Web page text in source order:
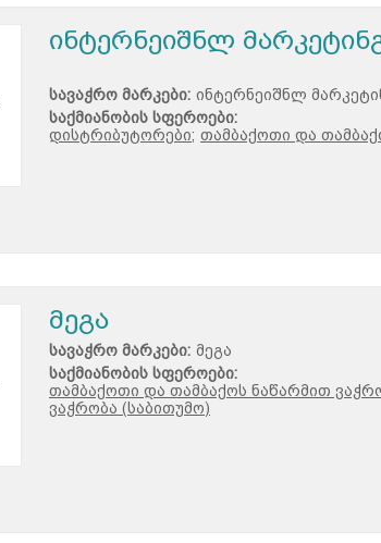
ინტერნეიშნლ
სავაჭრო მარკები: ინტერნეიშნლ
საქმიანობის სფეროები:
დისტრიბუტორები; თამბაქოთი და
მეგა
სავაჭრო მარკები: მეგა
საქმიანობის სფეროები:
თამბაქოთი და თამბაქოს ნაწარმით
ვაჭრობა (საბითუმო)